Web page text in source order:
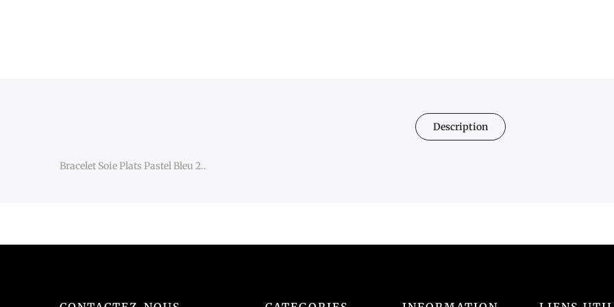
Description
Bracelet Soie Plats Pastel Bleu 2..